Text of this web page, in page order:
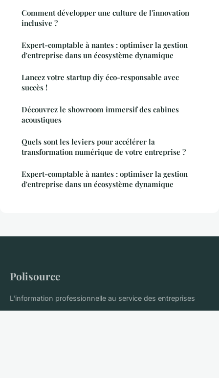
Comment développer une culture de l'innovation
inclusive ?
Expert-comptable à nantes : optimiser la gestion
d'entreprise dans un écosystème dynamique
Lancez votre startup diy éco-responsable avec
succès !
Découvrez le showroom immersif des cabines
acoustiques
Quels sont les leviers pour accélérer la
transformation numérique de votre entreprise ?
Expert-comptable à nantes : optimiser la gestion
d'entreprise dans un écosystème dynamique
Polisource
L'information professionnelle au service des entreprises